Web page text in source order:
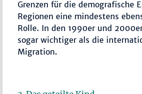
Grenzen für die demografische
Regionen eine mindestens
Rolle. In den 1990er und
sogar wichtiger als die
Migration.